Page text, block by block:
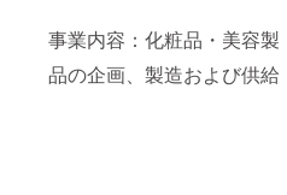
事業内容：化粧品・美容製
品の企画、製造および供給